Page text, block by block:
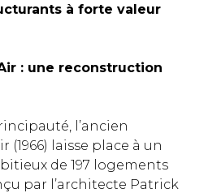
à forte valeur
: une reconstruction
l’ancien
(1966) laisse place à un
de 197 logements
par l’architecte Patrick